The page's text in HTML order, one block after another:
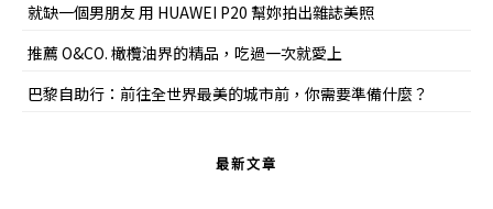
就缺一個男朋友 用 HUAWEI P20 幫妳拍出雜誌美照
推薦 O&CO. 橄欖油界的精品，吃過一次就愛上
巴黎自助行：前往全世界最美的城市前，你需要準備什麼？
最新文章